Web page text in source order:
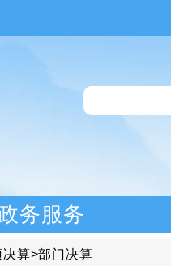
务服务
决算>部门决算